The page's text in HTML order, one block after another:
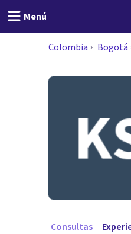
Menú
Colombia Bogotá
Consultas